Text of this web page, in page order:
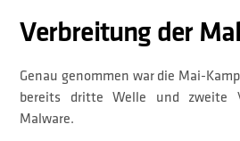
Verbreitung der
Genau genommen war die Mai-
bereits dritte Welle und zweite
Malware.